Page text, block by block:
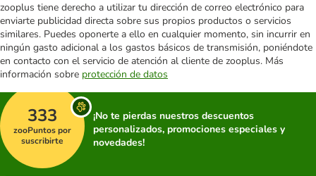
zooplus tiene derecho a utilizar tu dirección de correo electrónico para
enviarte publicidad directa sobre sus propios productos o servicios
similares. Puedes oponerte a ello en cualquier momento, sin incurrir en
ningún gasto adicional a los gastos básicos de transmisión, poniéndote
en contacto con el servicio de atención al cliente de zooplus. Más
información sobre protección de datos
333
zooPuntos por
suscribirte
¡No te pierdas nuestros descuentos
personalizados, promociones especiales y
novedades!